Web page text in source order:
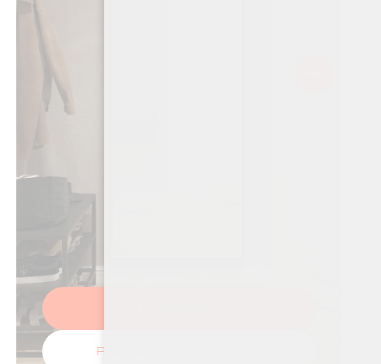
Рассчитать стоимость